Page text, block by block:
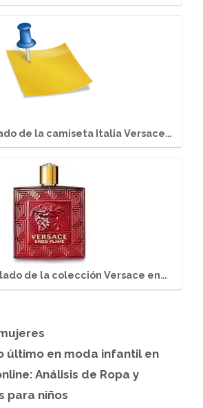
de la camiseta Italia Versace…
de la colección Versace en…
último en moda infantil en
Análisis de Ropa y
para niños